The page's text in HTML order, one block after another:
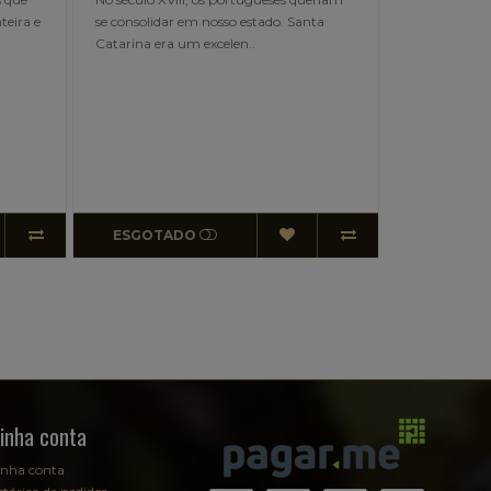
Catarina, composta pela ilha principal,
uma parte continental e p..
ESGOTADO
conta
conta